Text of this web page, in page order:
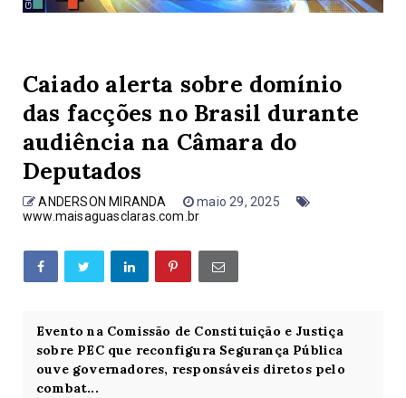
Caiado alerta sobre domínio
das facções no Brasil durante
audiência na Câmara do
Deputados
ANDERSON MIRANDA
maio 29, 2025
www.maisaguasclaras.com.br
Evento na Comissão de Constituição e Justiça
sobre PEC que reconfigura Segurança Pública
ouve governadores, responsáveis diretos pelo
combat...